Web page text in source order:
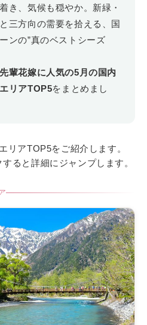
き、気候も穏やか。新緑・
三方向の需要を拾える、国
ンの”真のベストシーズ
先輩花嫁に人気の5月の国内
リアTOP5をまとめまし
リアTOP5をご紹介します。
ると詳細にジャンプします。